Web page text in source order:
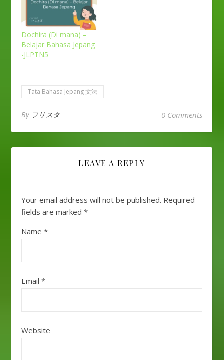
Dochira (Di mana) –
Belajar Bahasa Jepang
-JLPTN5
Tata Bahasa Jepang 文法
By フリスタ 0 Comments
LEAVE A REPLY
Your email address will not be published. Required
fields are marked *
Name *
Email *
Website